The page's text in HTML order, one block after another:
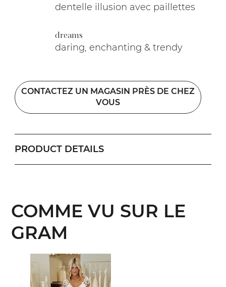
dentelle illusion avec paillettes
dreams
daring, enchanting & trendy
CONTACTEZ UN MAGASIN PRÈS DE CHEZ
VOUS
PRODUCT DETAILS
COMME VU SUR LE
GRAM